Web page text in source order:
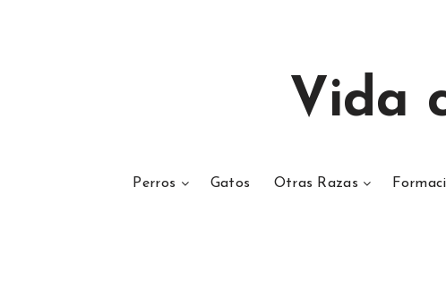
Vida
Perros Gatos Otras Razas